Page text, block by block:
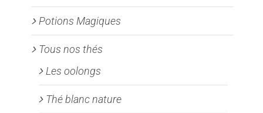
Potions Magiques
Tous nos thés
Les oolongs
Thé blanc nature